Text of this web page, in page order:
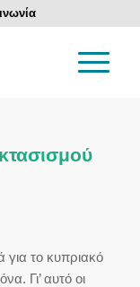
για το κυπριακό
Γι’ αυτό οι